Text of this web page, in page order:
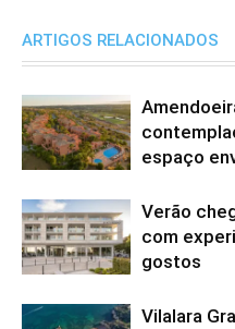
ARTIGOS RELACIONADOS
espaço
Verão
com
gostos
Vilalara